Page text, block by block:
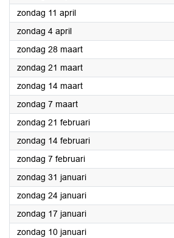
zondag 11 april2021
zondag 4 april2021
zondag 28 maart2021
zondag 21 maart2021
zondag 14 maart2021
zondag 7 maart2021
zondag 21 februari2021
zondag 14 februari2021
zondag 7 februari2021
zondag 31 januari2021
zondag 24 januari2021
zondag 17 januari2021
zondag 10 januari2021